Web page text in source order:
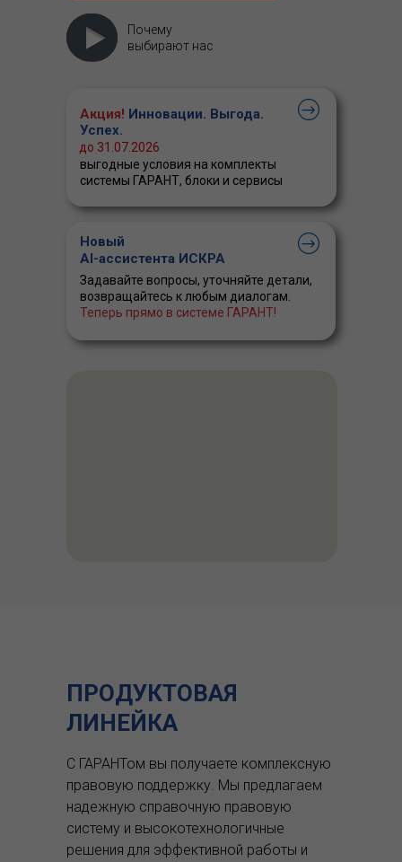
Почему
выбирают нас
Акция! Инновации. Выгода.
Успех.
выгодные условия на комплекты
системы ГАРАНТ, блоки и сервисы
до 31.07.2026
Новый
AI-ассистента ИСКРА
Задавайте вопросы, уточняйте детали,
возвращайтесь к любым диалогам.
Теперь прямо в системе ГАРАНТ!
ПРОДУКТОВАЯ
ЛИНЕЙКА
С ГАРАНТом вы получаете комплексную
правовую поддержку. Мы предлагаем
надежную справочную правовую
систему и высокотехнологичные
решения для эффективной работы и